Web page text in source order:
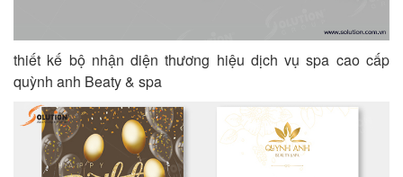
thiết kế bộ nhận diện thương hiệu dịch vụ spa cao cấp
quỳnh anh Beaty & spa